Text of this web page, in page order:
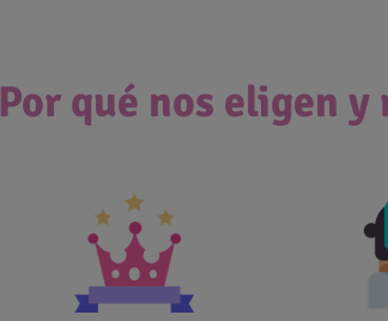
Por qué nos eligen